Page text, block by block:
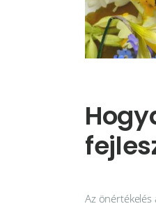
Az önértékelés